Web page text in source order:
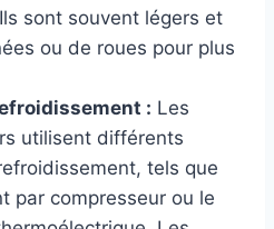
sont souvent légers et
ou de roues pour plus
: Les
utilisent différents
tels que
par compresseur ou le